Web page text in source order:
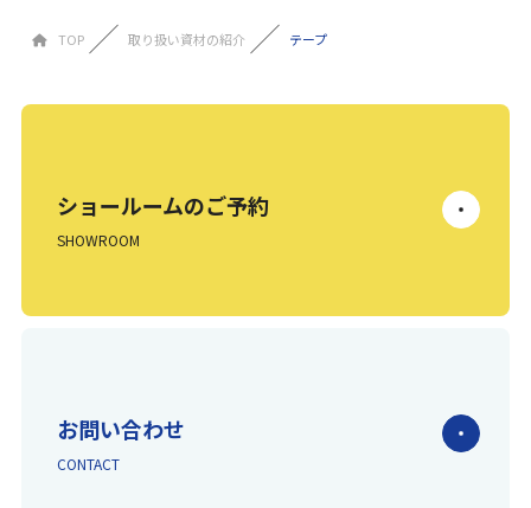
TOP 取り扱い資材の紹介 テープ
お問い合わせ
CONTACT
ショールームのご予約
SHOWROOM